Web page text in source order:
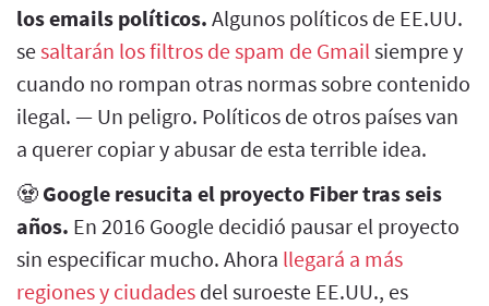
los emails políticos. Algunos políticos de EE.UU.
sesaltarán los filtros de spam de Gmail siempre y
cuando no rompan otras normas sobre contenido
ilegal. — Un peligro. Políticos de otros países van
a querer copiar y abusar de esta terrible idea.
🧟 Google resucita el proyecto Fiber tras seis
años. En 2016 Google decidió pausar el proyecto
sin especificar mucho. Ahora llegará a más
regiones y ciudades del suroeste EE.UU., es